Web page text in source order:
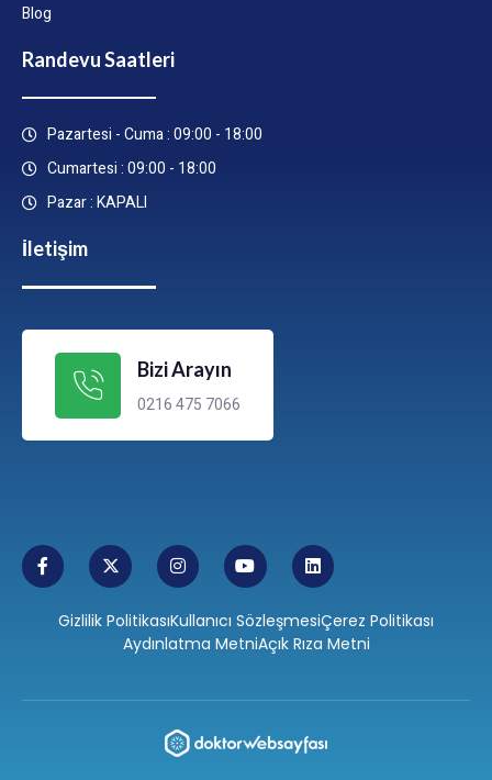
Blog
Randevu Saatleri
Pazartesi - Cuma : 09:00 - 18:00
Cumartesi : 09:00 - 18:00
Pazar : KAPALI
İletişim
Bizi Arayın
0216 475 7066
Gizlilik PolitikasıKullanıcı SözleşmesiÇerez Politikası
Aydınlatma MetniAçık Rıza Metni